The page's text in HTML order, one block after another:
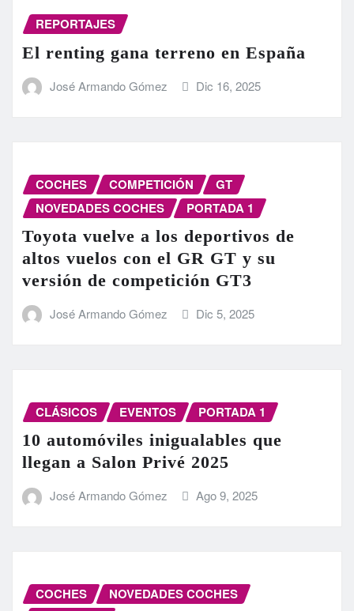
REPORTAJES
El renting gana terreno en España
José Armando Gómez Dic 16, 2025
COCHES COMPETICIÓN
GT
NOVEDADES COCHES
PORTADA 1
Toyota vuelve a los deportivos de
altos vuelos con el GR GT y su
versión de competición GT3
José Armando Gómez Dic 5, 2025
CLÁSICOS EVENTOS PORTADA 1
10 automóviles inigualables que
llegan a Salon Privé 2025
José Armando Gómez Ago 9, 2025
COCHES
NOVEDADES COCHES